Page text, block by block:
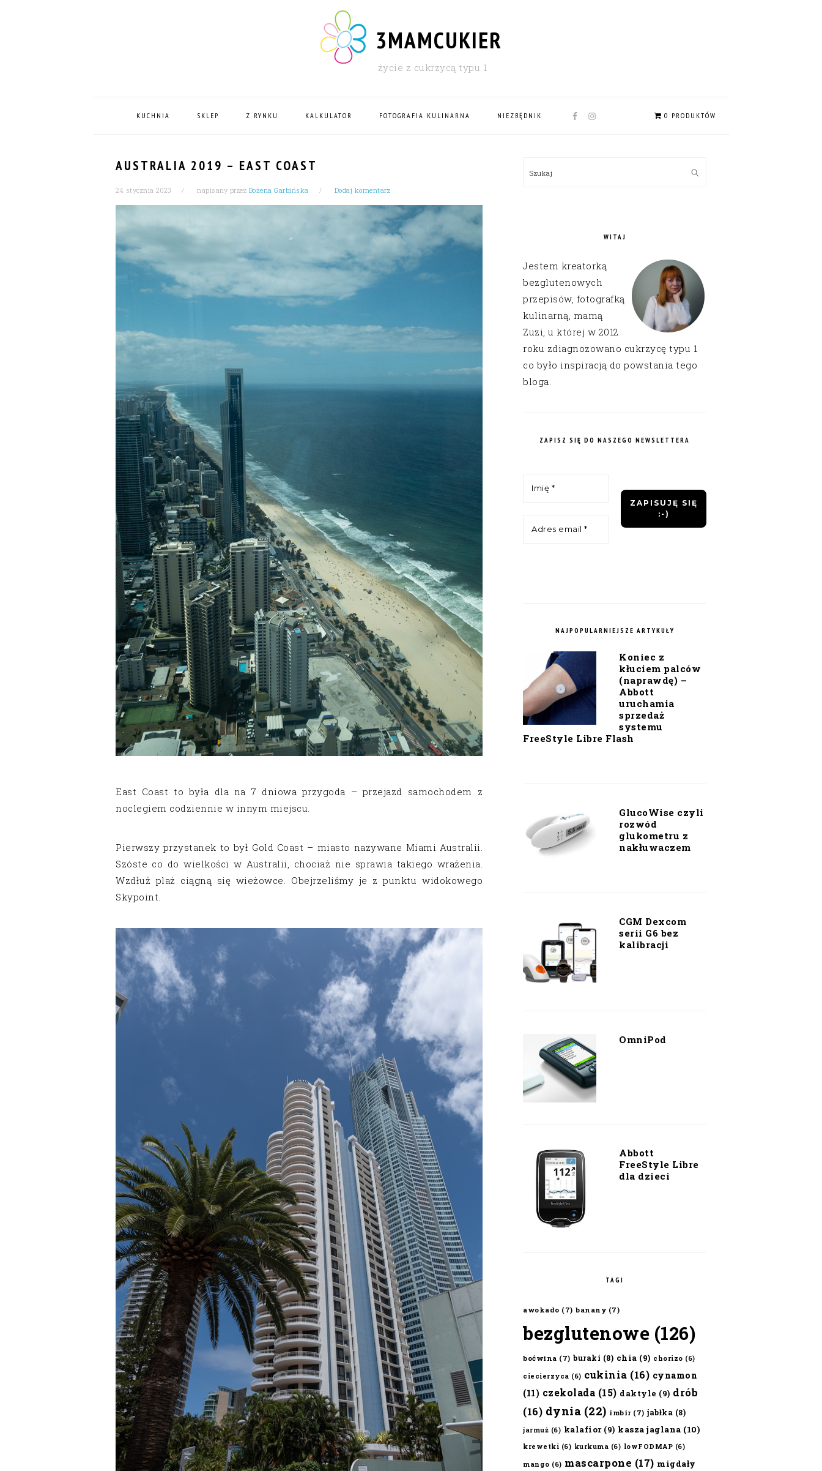
3MAMCUKIER
życie z cukrzycą typu 1
KUCHNIA SKLEP Z RYNKU KALKULATOR FOTOGRAFIA KULINARNA NIEZBĘDNIK
NAV
0 PRODUKTÓW
AUSTRALIA 2019 – EAST COAST
24 stycznia 2023 napisany przez Bożena Garbińska Dodaj komentarz
East Coast to była dla na 7 dniowa przygoda – przejazd samochodem z
noclegiem codziennie w innym miejscu.
Pierwszy przystanek to był Gold Coast – miasto nazywane Miami Australii.
Szóste co do wielkości w Australii, chociaż nie sprawia takiego wrażenia.
Wzdłuż plaż ciągną się wieżowce. Obejrzeliśmy je z punktu widokowego
Skypoint.
SIDEBAR
Szukaj
WITAJ
Jestem kreatorką
bezglutenowych
przepisów, fotografką
kulinarną, mamą
Zuzi, u której w 2012
roku zdiagnozowano cukrzycę typu 1
co było inspiracją do powstania tego
bloga.
ZAPISZ SIĘ DO NASZEGO NEWSLETTERA
NAJPOPULARNIEJSZE ARTYKUŁY
Koniec z
kłuciem palców
(naprawdę) –
Abbott
uruchamia
sprzedaż
systemu
FreeStyle Libre Flash
GlucoWise czyli
rozwód
glukometru z
nakłuwaczem
CGM Dexcom
serii G6 bez
kalibracji
OmniPod
Abbott
FreeStyle Libre
dla dzieci
TAGI
awokado (7) banany (7)
bezglutenowe (126)
boćwina (7) buraki (8) chia (9) chorizo (6)
ciecierzyca (6) cukinia (16) cynamon
(11) czekolada (15) daktyle (9) drób
(16) dynia (22) imbir (7) jabłka (8)
jarmuż (6) kalafior(9) kasza jaglana (10)
krewetki (6) kurkuma (6) lowFODMAP (6)
mango (6) mascarpone (17) migdały